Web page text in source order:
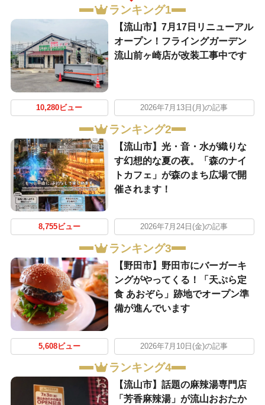
ランキング1
【流山市】7月17日リニューアル
オープン！フライングガーデン
流山前ヶ崎店が改装工事中です
10,280ビュー 2026年7月13日(月)の記事
ランキング2
【流山市】光・音・水が織りな
す幻想的な夏の夜。「森のナイ
トカフェ」が森のまち広場で開
催されます！
8,755ビュー 2026年7月24日(金)の記事
ランキング3
【野田市】野田市にバーガーキ
ングがやってくる！「天ぷら定
食 あおぞら」跡地でオープン準
備が進んでいます
5,608ビュー 2026年7月10日(金)の記事
ランキング4
【流山市】話題の麻辣湯専門店
「芳香麻辣湯」が流山おおたか